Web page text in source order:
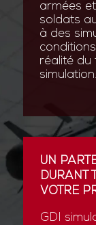
armées
soldats
à des
réalité du
simulation.
UN
DURANT
VOTRE
GDI